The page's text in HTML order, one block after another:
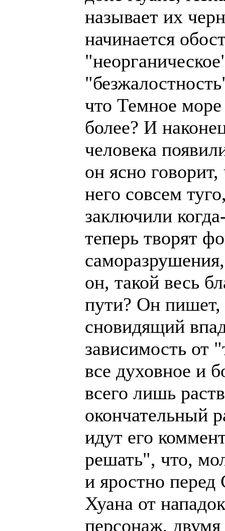
называет их
начинается
что Темное
более? И
человека
он ясно
него совсем
заключили
теперь творят
он, такой весь
пути? Он пишет,
сновидящий
зависимость от
все духовное и
всего лишь
окончательный
идут его
решать", что,
и яростно
Хуана от
персонаж,